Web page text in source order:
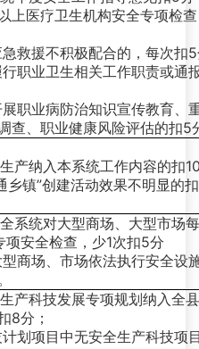
上医疗卫生机构安全专项检
救援不积极配合的，每次扣
职业卫生相关工作职责或通
职业病防治知识宣传教育、
查、职业健康风险评估的扣5
产纳入本系统工作内容的扣
乡镇”创建活动效果不明显的
系统对大型商场、大型市场
项安全检查，少1次扣5分
商场、市场依法执行安全设
产科技发展专项规划纳入全
8分；
划项目中无安全生产科技项